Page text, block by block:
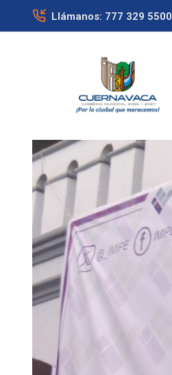
Llámanos: 777 329 5500